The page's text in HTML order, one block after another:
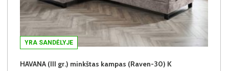
YRA SANDĖLYJE
HAVANA (III gr.) minkštas kampas (Raven-30) K